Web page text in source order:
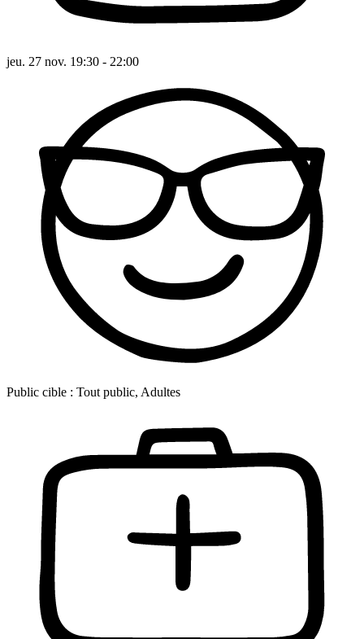
jeu. 27 nov. 19:30 - 22:00
Public cible : Tout public, Adultes